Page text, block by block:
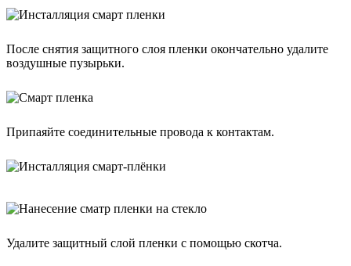
После снятия защитного слоя пленки окончательно удалите
воздушные пузырьки.
Припаяйте соединительные провода к контактам.
Удалите защитный слой пленки с помощью скотча.